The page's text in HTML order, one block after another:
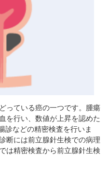
っている癌の一つです。腫瘍
を行い、数値が上昇を認めた
診などの精密検査を行いま
断には前立腺針生検での病理
は精密検査から前立腺針生検